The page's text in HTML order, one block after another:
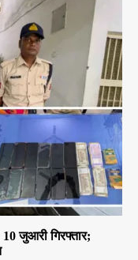
जुआरी गिरफ्तार;